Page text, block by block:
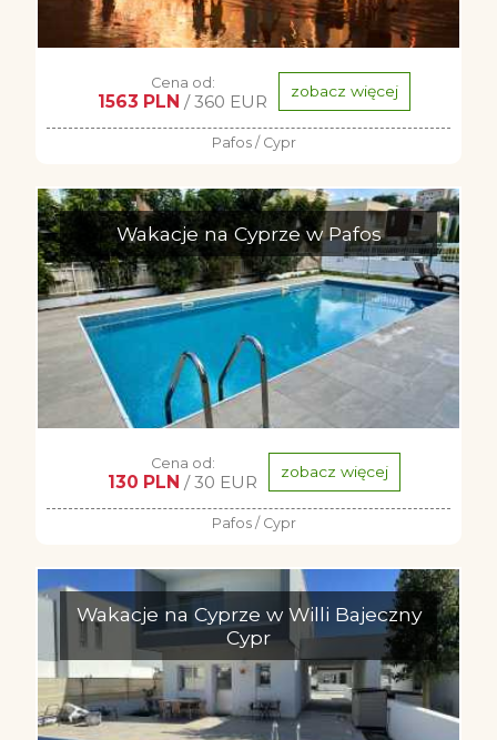
Cena od:
1563 PLN / 360 EUR zobacz więcej
Pafos / Cypr
Wakacje na Cyprze w Pafos
Cena od:
130 PLN / 30 EUR zobacz więcej
Pafos / Cypr
Wakacje na Cyprze w Willi Bajeczny
Cypr